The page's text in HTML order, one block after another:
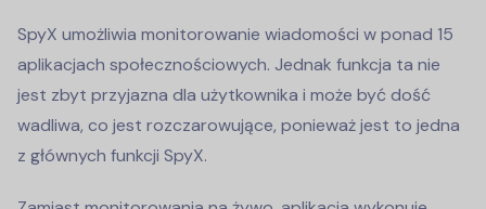
SpyX umożliwia monitorowanie wiadomości w ponad 15
aplikacjach społecznościowych. Jednak funkcja ta nie
jest zbyt przyjazna dla użytkownika i może być dość
wadliwa, co jest rozczarowujące, ponieważ jest to jedna
z głównych funkcji SpyX.